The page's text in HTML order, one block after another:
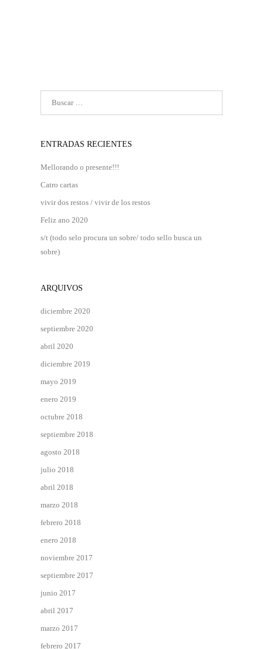
ENTRADAS RECIENTES
Mellorando o presente!!!
Catro cartas
vivir dos restos / vivir de los restos
Feliz ano 2020
s/t (todo selo procura un sobre/ todo sello busca un
sobre)
ARQUIVOS
diciembre 2020
septiembre 2020
abril 2020
diciembre 2019
mayo 2019
enero 2019
octubre 2018
septiembre 2018
agosto 2018
julio 2018
abril 2018
marzo 2018
febrero 2018
enero 2018
noviembre 2017
septiembre 2017
junio 2017
abril 2017
marzo 2017
febrero 2017